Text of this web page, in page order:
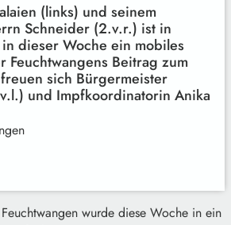
(links) und seinem
Schneider (2.v.r.) ist in
dieser Woche ein mobiles
Feuchtwangens Beitrag zum
sich Bürgermeister
und Impfkoordinatorin Anika
wurde diese Woche in ein